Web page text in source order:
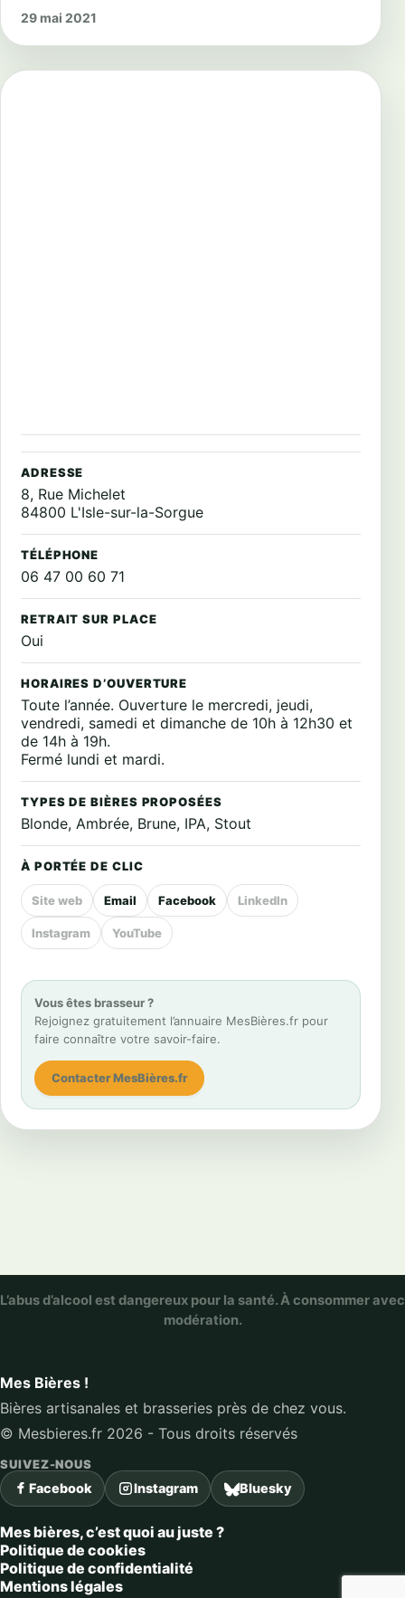
29 mai 2021
ADRESSE
8, Rue Michelet
84800 L'Isle-sur-la-Sorgue
TÉLÉPHONE
06 47 00 60 71
RETRAIT SUR PLACE
Oui
HORAIRES D’OUVERTURE
Toute l’année. Ouverture le mercredi, jeudi,
vendredi, samedi et dimanche de 10h à 12h30 et
de 14h à 19h.
Fermé lundi et mardi.
TYPES DE BIÈRES PROPOSÉES
Blonde, Ambrée, Brune, IPA, Stout
À PORTÉE DE CLIC
Site web Email Facebook LinkedIn
Instagram YouTube
Vous êtes brasseur ?
Rejoignez gratuitement l’annuaire MesBières.fr pour
faire connaître votre savoir-faire.
Contacter MesBières.fr
L’abus d’alcool est dangereux pour la santé. À consommer avec
modération.
Mes Bières !
Bières artisanales et brasseries près de chez vous.
© Mesbieres.fr 2026 - Tous droits réservés
SUIVEZ-NOUS
Facebook Instagram Bluesky
Mes bières, c’est quoi au juste ?
Politique de cookies
Politique de confidentialité
Mentions légales